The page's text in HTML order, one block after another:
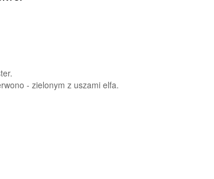
- zielonym z uszami elfa.